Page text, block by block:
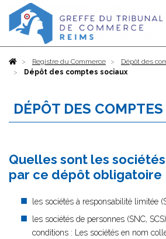
AccueilRegistre du Commerce
Dépôt des
Dépôt des comptes sociaux
DÉPÔT DES
Quelles sont les
par ce dépôt obligatoire
les sociétés à responsabilité limitée
les sociétés de personnes (SNC,
conditions : Les sociétés en nom